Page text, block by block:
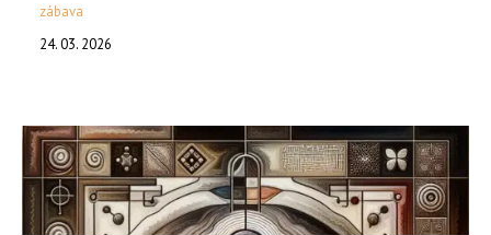
zábava
24. 03. 2026